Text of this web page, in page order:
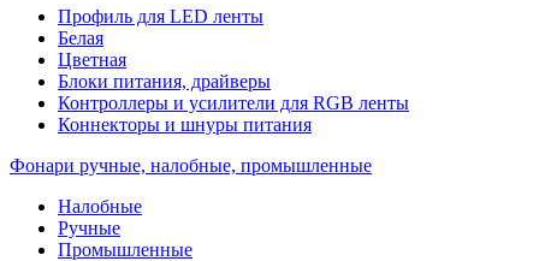
Профиль для LED ленты
Белая
Цветная
Блоки питания, драйверы
Контроллеры и усилители для RGB ленты
Коннекторы и шнуры питания
Фонари ручные, налобные, промышленные
Налобные
Ручные
Промышленные